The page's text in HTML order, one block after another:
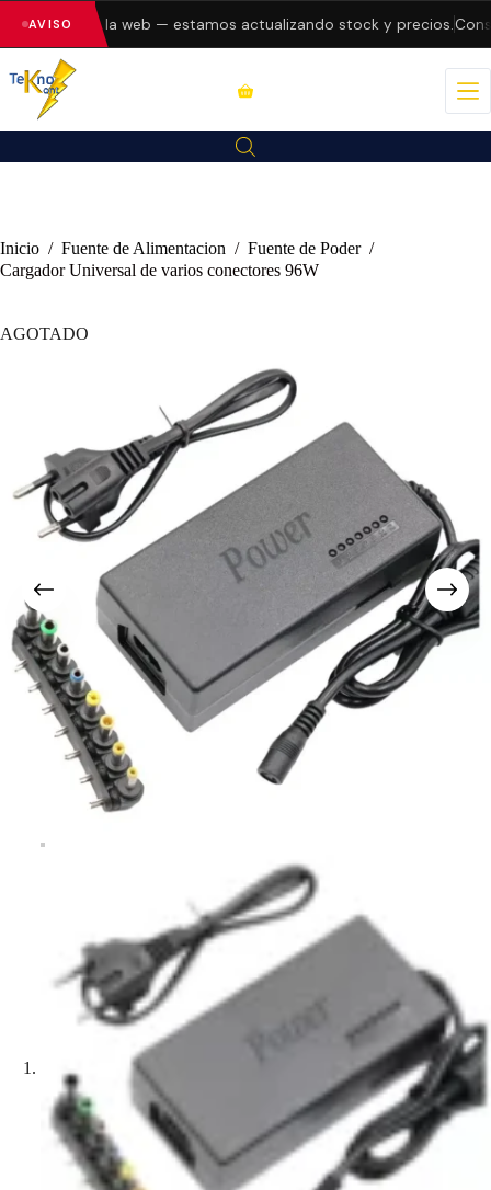
AVISO
errores en la web — estamos actualizando stock y precios.
Inicio / Fuente de Alimentacion / Fuente de Poder /
Cargador Universal de varios conectores 96W
AGOTADO